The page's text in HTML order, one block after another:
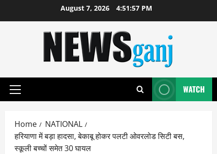
August 7, 2026 4:51:57 PM
Primary
WATCH
Home
NATIONAL
हरियाणा में बड़ा हादसा, बेकाबू होकर पलटी ओवरलोड सिटी बस,
स्कूली बच्चों समेत 30 घायल